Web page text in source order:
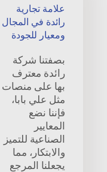
علامة تجارية
رائدة في المجال
ومعيار للجودة
بصفتنا شركة
رائدة معترف
بها على منصات
مثل علي بابا،
فإننا نضع
المعايير
الصناعية للتميز
والابتكار، مما
يجعلنا المرجع